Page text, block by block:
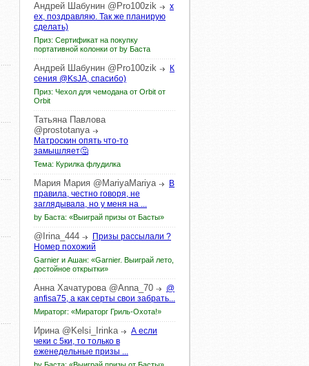
Андрей Шабунин @Pro100zik
х
ех, поздравляю. Так же планирую
сделать)
Приз: Сертификат на покупку
портативной колонки от by Баста
Андрей Шабунин @Pro100zik
К
сения @KsJA, спасибо)
Приз: Чехол для чемодана от Orbit от
Orbit
Татьяна Павлова
@prostotanya
Матроскин опять что-то
замышляет🤔
Тема: Курилка флудилка
Мария Мария @MariyaMariya
В
правила, честно говоря, не
заглядывала, но у меня на ...
by Баста: «Выиграй призы от Басты»
@Irina_444
Призы рассылали ?
Номер похожий
Garnier и Ашан: «Garnier. Выиграй лето,
достойное открытки»
Анна Хачатурова @Anna_70
@
anfisa75, а как серты свои забрать...
Мираторг: «Мираторг Гриль-Охота!»
Ирина @Kelsi_Irinka
А если
чеки с 5ки, то только в
еженедельные призы ...